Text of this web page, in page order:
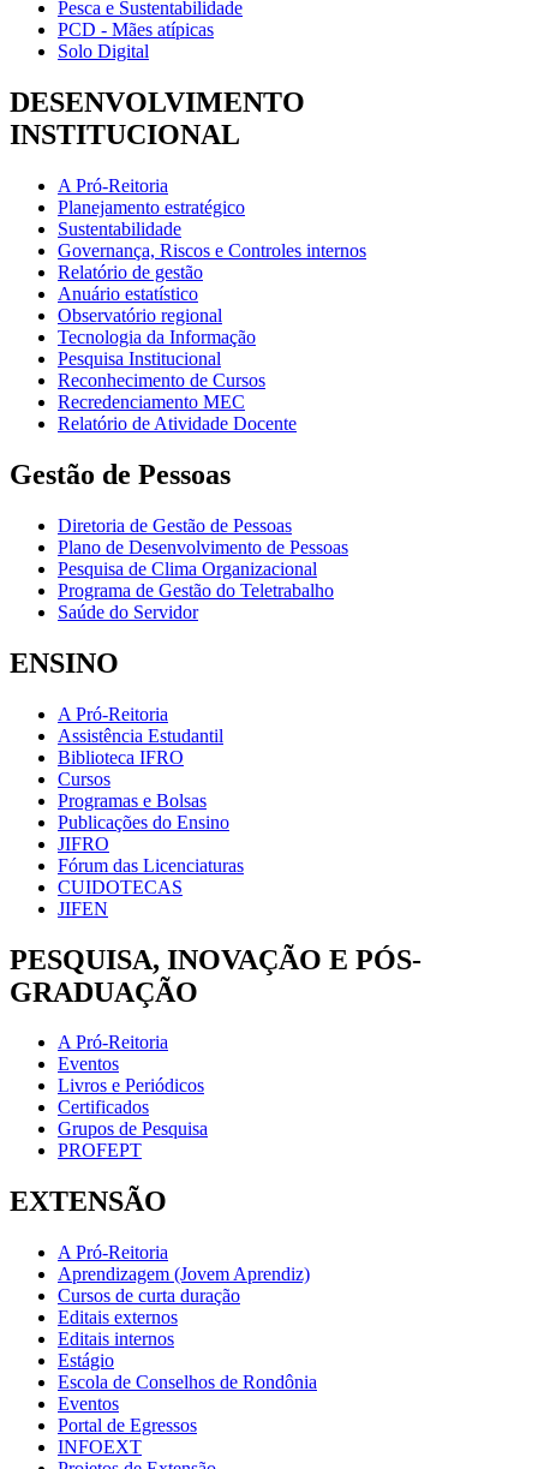
Pesca e Sustentabilidade
PCD - Mães atípicas
Solo Digital
DESENVOLVIMENTO
INSTITUCIONAL
A Pró-Reitoria
Planejamento estratégico
Sustentabilidade
Governança, Riscos e Controles internos
Relatório de gestão
Anuário estatístico
Observatório regional
Tecnologia da Informação
Pesquisa Institucional
Reconhecimento de Cursos
Recredenciamento MEC
Relatório de Atividade Docente
Gestão de Pessoas
Diretoria de Gestão de Pessoas
Plano de Desenvolvimento de Pessoas
Pesquisa de Clima Organizacional
Programa de Gestão do Teletrabalho
Saúde do Servidor
ENSINO
A Pró-Reitoria
Assistência Estudantil
Biblioteca IFRO
Cursos
Programas e Bolsas
Publicações do Ensino
JIFRO
Fórum das Licenciaturas
CUIDOTECAS
JIFEN
PESQUISA, INOVAÇÃO E PÓS-
GRADUAÇÃO
A Pró-Reitoria
Eventos
Livros e Periódicos
Certificados
Grupos de Pesquisa
PROFEPT
EXTENSÃO
A Pró-Reitoria
Aprendizagem (Jovem Aprendiz)
Cursos de curta duração
Editais externos
Editais internos
Estágio
Escola de Conselhos de Rondônia
Eventos
Portal de Egressos
INFOEXT